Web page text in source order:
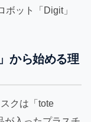
ボット「Digit」
から始める理
クは「tote